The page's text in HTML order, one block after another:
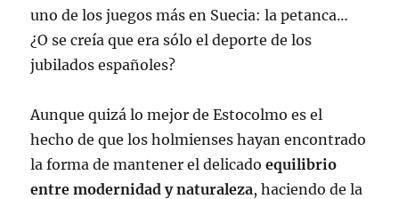
uno de los juegos más en Suecia: la petanca…
¿O se creía que era sólo el deporte de los
jubilados españoles?
Aunque quizá lo mejor de Estocolmo es el
hecho de que los holmienses hayan encontrado
la forma de mantener el delicadoequilibrio
entre modernidad y naturaleza, haciendo de la